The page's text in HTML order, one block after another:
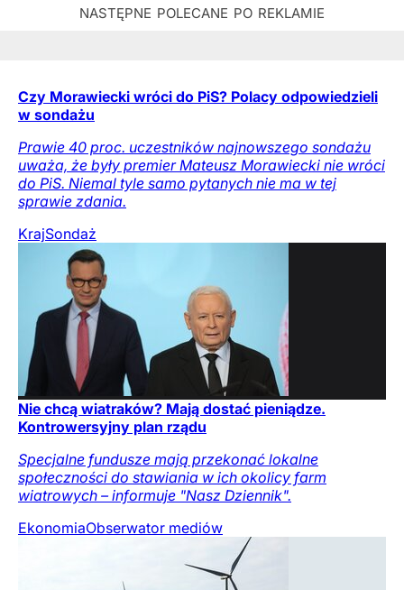
Czy Morawiecki wróci do PiS? Polacy odpowiedzieli
w sondażu
Prawie 40 proc. uczestników najnowszego sondażu
uważa, że były premier Mateusz Morawiecki nie wróci
do PiS. Niemal tyle samo pytanych nie ma w tej
sprawie zdania.
KrajSondaż
Nie chcą wiatraków? Mają dostać pieniądze.
Kontrowersyjny plan rządu
Specjalne fundusze mają przekonać lokalne
społeczności do stawiania w ich okolicy farm
wiatrowych – informuje "Nasz Dziennik".
EkonomiaObserwator mediów